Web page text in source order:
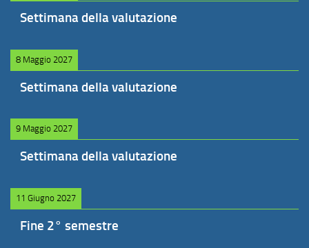
Settimana della valutazione
8 Maggio 2027
Settimana della valutazione
9 Maggio 2027
Settimana della valutazione
11 Giugno 2027
Fine 2° semestre